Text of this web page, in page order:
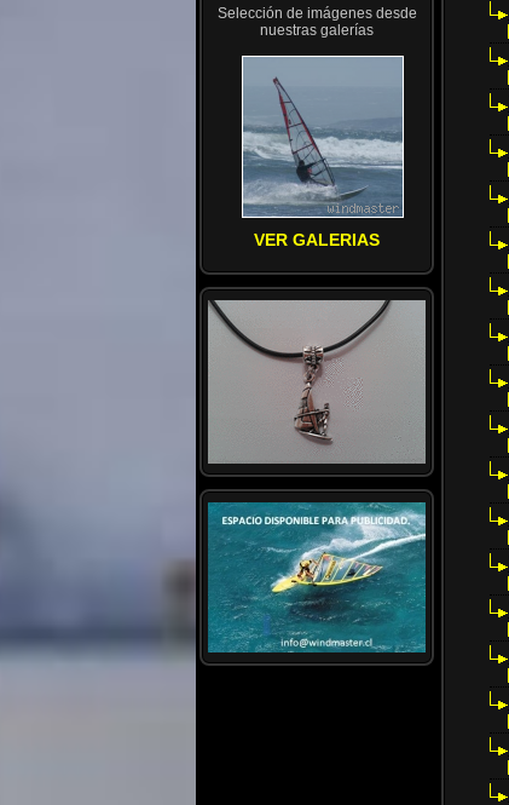
Selección de imágenes desde
nuestras galerías
VER GALERIAS